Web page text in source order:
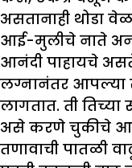
असतानाही थोडा
आई-मुलीचे नाते
आनंदी पाहायचे
लग्नानंतर आपल्या
लागतात. ती
असे करणे चुकीचे
तणावाची पातळी